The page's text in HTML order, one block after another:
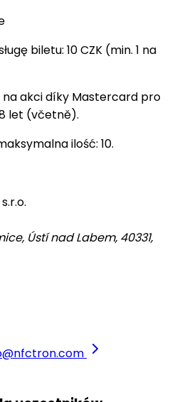
biletu: 10 CZK (min. 1 na
akci díky Mastercard pro
let (včetně).
ilość: 10.
Ústí nad Labem, 40331,